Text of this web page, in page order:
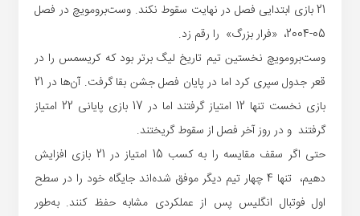
21 بازی ابتدایی فصل در نهایت سقوط نکند. وست‌برومویچ در فصل
05-2004، «فرار بزرگ» را رقم زد.
وست‌برومویچ نخستین تیم تاریخ لیگ برتر بود که کریسمس را در
قعر جدول سپری کرد اما در پایان فصل جشن بقا گرفت. آن‌ها در 21
بازی نخست تنها 12 امتیاز گرفتند اما در 17 بازی پایانی 22 امتیاز
گرفتند و در روز آخر فصل از سقوط گریختند.
حتی اگر سقف مقایسه را به کسب 15 امتیاز در 21 بازی افزایش
دهیم، تنها 4 چهار تیم دیگر موفق شده‌اند جایگاه خود را در سطح
اول فوتبال انگلیس پس از عملکردی مشابه حفظ کنند. به‌طور